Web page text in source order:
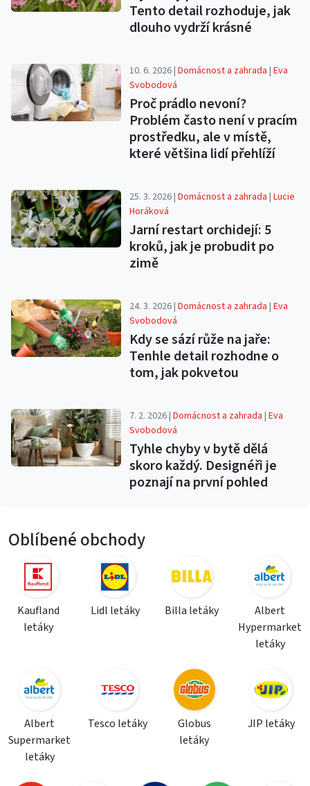
Tento detail rozhoduje, jak
dlouho vydrží krásné
10. 6. 2026 |Domácnost a zahrada |Eva
Svobodová
Proč prádlo nevoní?
Problém často není v pracím
prostředku, ale v místě,
které většina lidí přehlíží
25. 3. 2026 |Domácnost a zahrada |Lucie
Horáková
Jarní restart orchidejí: 5
kroků, jak je probudit po
zimě
24. 3. 2026 |Domácnost a zahrada |Eva
Svobodová
Kdy se sází růže na jaře:
Tenhle detail rozhodne o
tom, jak pokvetou
7. 2. 2026 |Domácnost a zahrada |Eva
Svobodová
Tyhle chyby v bytě dělá
skoro každý. Designéři je
poznají na první pohled
Oblíbené obchody
Kaufland
letáky
Lidl letáky Billa letáky
Albert
Hypermarket
letáky
Albert
Supermarket
letáky
Tesco letáky
Globus
letáky
JIP letáky